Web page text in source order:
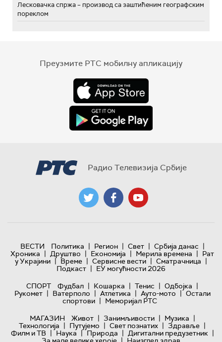
Лесковачка спржа – производ са заштићеним географским
пореклом
Преузмите РТС мобилну апликацију
Радио Телевизија Србије
ВЕСТИ Политика | Регион | Свет | Србија данас |
Хроника | Друштво | Економија | Мерила времена | Рат
у Украјини | Време | Сервисне вести | Сматрачница |
Подкаст | ЕУ могућности 2026
СПОРТ
Фудбал | Кошарка | Тенис | Одбојка |
Рукомет | Ватерполо | Атлетика | Ауто-мото | Остали
спортови | Меморијал РТС
МАГАЗИН
Живот | Занимљивости | Музика |
Технологијa | Путујемо | Свет познатих | Здравље |
Филм и ТВ | Наука | Природа | Дигитални предузетник |